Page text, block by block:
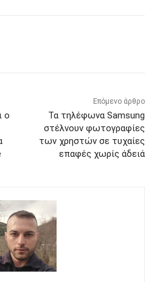
ο
Επόμενο άρθρο
Τα τηλέφωνα Samsung
στέλνουν φωτογραφίες
των χρηστών σε τυχαίες
επαφές χωρίς άδειά